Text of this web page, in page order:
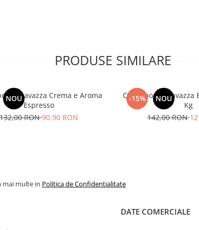
PRODUSE SIMILARE
NOULavazza Crema e Aroma
Espresso
RON90,90 RON
-15% NOU
Cafea boabe Lavazza
Kg
142,00 RON
mai multe in Politica de Confidentialitate
DATE COMERCIALE